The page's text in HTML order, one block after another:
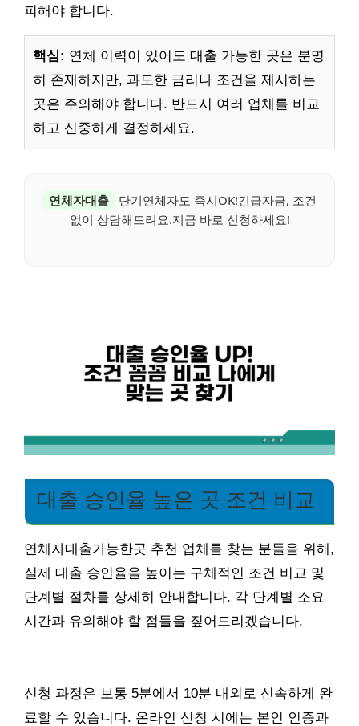
피해야 합니다.
핵심: 연체 이력이 있어도 대출 가능한 곳은 분명
히 존재하지만, 과도한 금리나 조건을 제시하는
곳은 주의해야 합니다. 반드시 여러 업체를 비교
하고 신중하게 결정하세요.
연체자대출
단기연체자도 즉시OK!긴급자금, 조건
없이 상담해드려요.지금 바로 신청하세요!
대출 승인율 높은 곳 조건 비교
연체자대출가능한곳 추천 업체를 찾는 분들을 위해,
실제 대출 승인율을 높이는 구체적인 조건 비교 및
단계별 절차를 상세히 안내합니다. 각 단계별 소요
시간과 유의해야 할 점들을 짚어드리겠습니다.
신청 과정은 보통 5분에서 10분 내외로 신속하게 완
료할 수 있습니다. 온라인 신청 시에는 본인 인증과